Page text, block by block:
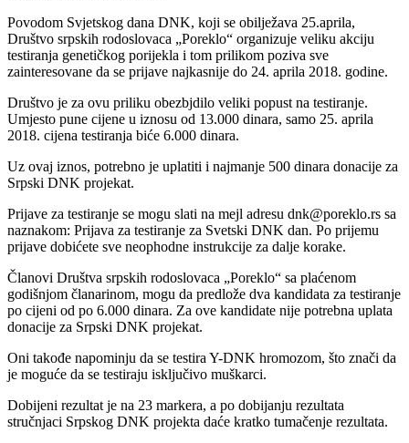
Povodom Svjetskog dana DNK, koji se obilježava 25.aprila,
Društvo srpskih rodoslovaca „Poreklo“ organizuje veliku akciju
testiranja genetičkog porijekla i tom prilikom poziva sve
zainteresovane da se prijave najkasnije do 24. aprila 2018. godine.
Društvo je za ovu priliku obezbjdilo veliki popust na testiranje.
Umjesto pune cijene u iznosu od 13.000 dinara, samo 25. aprila
2018. cijena testiranja biće 6.000 dinara.
Uz ovaj iznos, potrebno je uplatiti i najmanje 500 dinara donacije za
Srpski DNK projekat.
Prijave za testiranje se mogu slati na mejl adresu dnk@poreklo.rs sa
naznakom: Prijava za testiranje za Svetski DNK dan. Po prijemu
prijave dobićete sve neophodne instrukcije za dalje korake.
Članovi Društva srpskih rodoslovaca „Poreklo“ sa plaćenom
godišnjom članarinom, mogu da predlože dva kandidata za testiranje
po cijeni od po 6.000 dinara. Za ove kandidate nije potrebna uplata
donacije za Srpski DNK projekat.
Oni takođe napominju da se testira Y-DNK hromozom, što znači da
je moguće da se testiraju isključivo muškarci.
Dobijeni rezultat je na 23 markera, a po dobijanju rezultata
stručnjaci Srpskog DNK projekta daće kratko tumačenje rezultata.